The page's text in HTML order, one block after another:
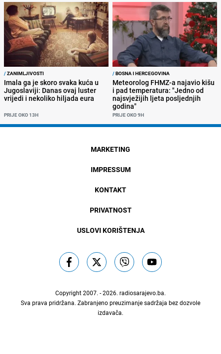
/ZANIMLJIVOSTI
Imala ga je skoro svaka kuća u
Jugoslaviji: Danas ovaj luster
vrijedi i nekoliko hiljada eura
PRIJE OKO 13H
/BOSNA I HERCEGOVINA
Meteorolog FHMZ-a najavio kišu
i pad temperatura: "Jedno od
najsvježijih ljeta posljednjih
godina"
PRIJE OKO 9H
MARKETING
IMPRESSUM
KONTAKT
PRIVATNOST
USLOVI KORIŠTENJA
Copyright 2007. - 2026. radiosarajevo.ba.
Sva prava pridržana. Zabranjeno preuzimanje sadržaja bez dozvole
izdavača.